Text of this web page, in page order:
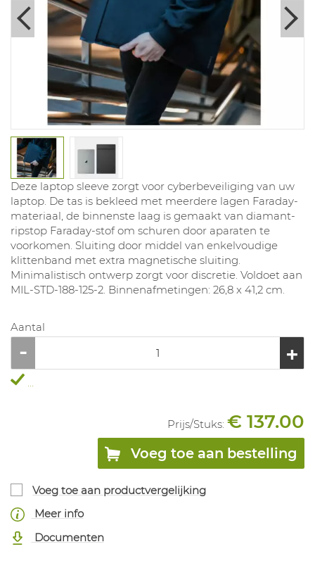
Deze laptop sleeve zorgt voor cyberbeveiliging van uw
laptop. De tas is bekleed met meerdere lagen Faraday-
materiaal, de binnenste laag is gemaakt van diamant-
ripstop Faraday-stof om schuren door aparaten te
voorkomen. Sluiting door middel van enkelvoudige
klittenband met extra magnetische sluiting.
Minimalistisch ontwerp zorgt voor discretie. Voldoet aan
MIL-STD-188-125-2. Binnenafmetingen: 26,8 x 41,2 cm.
Aantal
...
Prijs/Stuks: € 137.00
Voeg toe aan bestelling
Voeg toe aan productvergelijking
Meer info
Documenten